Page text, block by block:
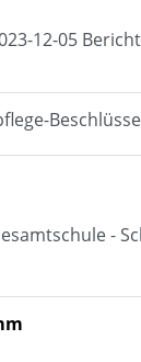
12-05
Beschlüsse
-